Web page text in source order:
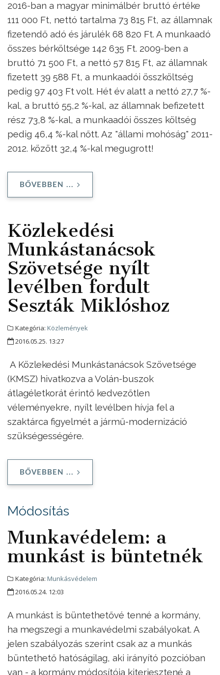
2016-ban a magyar minimálbér bruttó értéke
111 000 Ft, nettó tartalma 73 815 Ft, az államnak
fizetendő adó és járulék 68 820 Ft. A munkaadó
összes bérköltsége 142 635 Ft. 2009-ben a
bruttó 71 500 Ft, a nettó 57 815 Ft, az államnak
fizetett 39 588 Ft, a munkaadói összköltség
pedig 97 403 Ft volt. Hét év alatt a nettó 27,7 %-
kal, a bruttó 55,2 %-kal, az államnak befizetett
rész 73,8 %-kal, a munkaadói összes költség
pedig 46,4 %-kal nőtt. Az "állami mohóság" 2011-
2012. között 32,4 %-kal megugrott!
BŐVEBBEN ...
Közlekedési
Munkástanácsok
Szövetsége nyílt
levélben fordult
Seszták Miklóshoz
Kategória: Közlemények
2016.05.25. 13:27
A Közlekedési Munkástanácsok Szövetsége
(KMSZ) hivatkozva a Volán-buszok
átlagéletkorát érintő kedvezőtlen
véleményekre, nyílt levélben hívja fel a
szaktárca figyelmét a jármű-modernizáció
szükségességére.
BŐVEBBEN ...
Módosítás
Munkavédelem: a
munkást is büntetnék
Kategória: Munkásvédelem
2016.05.24. 12:03
A munkást is büntethetővé tenné a kormány,
ha megszegi a munkavédelmi szabályokat. A
jelen szabályozás szerint csak az a munkás
büntethető hatóságilag, aki irányító pozcióban
van - a kormány módosítója kiterjesztené a